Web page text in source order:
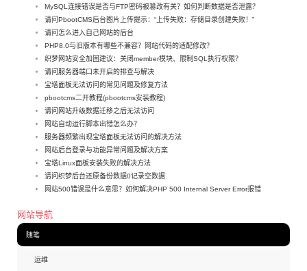
MySQL连接错误是否与FTP密码被篡改有关？如何判断数据是否泄露？
请问PbootCMS后台图片上传提示：“上传失败：存储目录创建失败！”
请问怎么进入自己网站的后台
PHP8.0与旧版本有哪些不兼容？网站代码的适配修改？
织梦网站安全加固建议：关闭member模块、限制SQL执行权限？
请问服务器端口未开启的排查与解决
宝塔面板无法访问的常见问题及修复方法
pbootcms二开教程(pbootcms安装教程)
请问网站升级数据迁移之后无法访问
网站自动运行脚本出错怎么办？
服务器频繁出现宝塔面板无法访问的解决方法
网站后台登录与功能异常问题及解决方案
宝塔Linux面板安装失败的解决方法
请问织梦后台还原备份数据0记录空数据
网站500错误是什么意思？如何解决PHP 500 Internal Server Error报错
网站导航
随笔
运维